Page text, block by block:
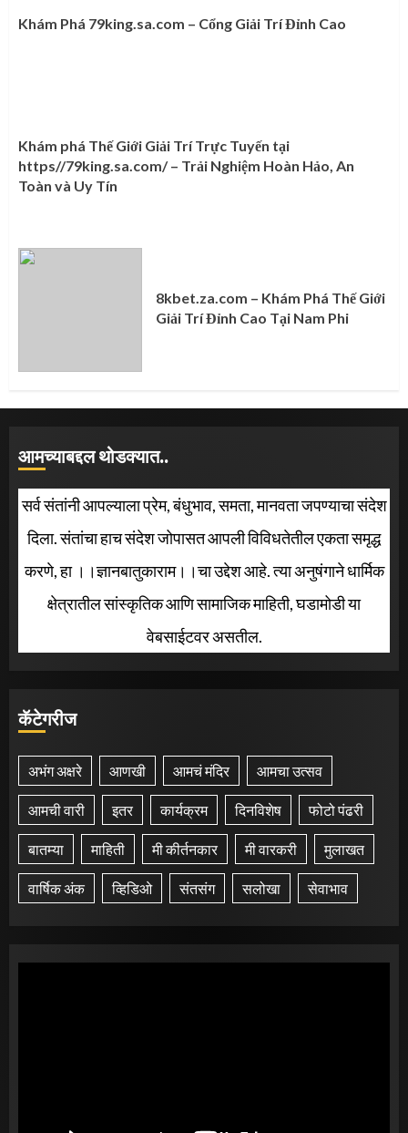
Khám Phá 79king.sa.com – Cổng Giải Trí Đỉnh Cao
Khám phá Thế Giới Giải Trí Trực Tuyến tại
https//79king.sa.com/ – Trải Nghiệm Hoàn Hảo, An
Toàn và Uy Tín
8kbet.za.com – Khám Phá Thế Giới
Giải Trí Đỉnh Cao Tại Nam Phi
आमच्याबद्दल थोडक्यात..
सर्व संतांनी आपल्याला प्रेम, बंधुभाव, समता, मानवता जपण्याचा संदेश
दिला. संतांचा हाच संदेश जोपासत आपली विविधतेतील एकता समृद्ध
करणे, हा ।।ज्ञानबातुकाराम।।चा उद्देश आहे. त्या अनुषंगाने धार्मिक
क्षेत्रातील सांस्कृतिक आणि सामाजिक माहिती, घडामोडी या
वेबसाईटवर असतील.
कॅटेगरीज
अभंग अक्षरे आणखी आमचं मंदिर आमचा उत्सव
आमची वारी इतर कार्यक्रम दिनविशेष फोटो पंढरी
बातम्या माहिती मी कीर्तनकार मी वारकरी मुलाखत
वार्षिक अंक व्हिडिओ संतसंग सलोखा सेवाभाव